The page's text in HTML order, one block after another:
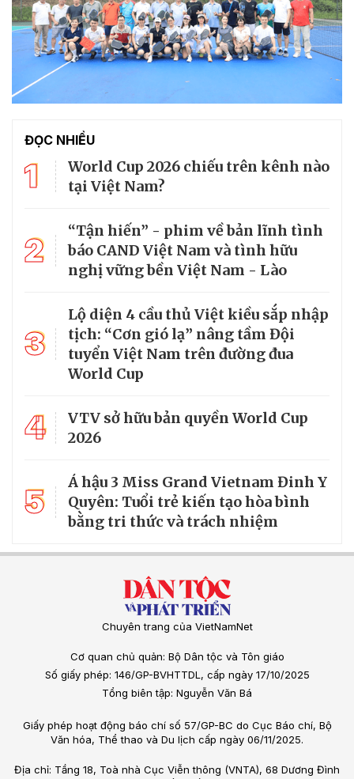
ĐỌC NHIỀU
1
World Cup 2026 chiếu trên kênh nào
tại Việt Nam?
2
“Tận hiến” - phim về bản lĩnh tình
báo CAND Việt Nam và tình hữu
nghị vững bền Việt Nam - Lào
3
Lộ diện 4 cầu thủ Việt kiều sắp nhập
tịch: “Cơn gió lạ” nâng tầm Đội
tuyển Việt Nam trên đường đua
World Cup
4
VTV sở hữu bản quyền World Cup
2026
5
Á hậu 3 Miss Grand Vietnam Đinh Y
Quyên: Tuổi trẻ kiến tạo hòa bình
bằng tri thức và trách nhiệm
Chuyên trang của VietNamNet
Cơ quan chủ quản: Bộ Dân tộc và Tôn giáo
Số giấy phép: 146/GP-BVHTTDL, cấp ngày 17/10/2025
Tổng biên tập: Nguyễn Văn Bá
Giấy phép hoạt động báo chí số 57/GP-BC do Cục Báo chí, Bộ
Văn hóa, Thể thao và Du lịch cấp ngày 06/11/2025.
Địa chỉ: Tầng 18, Toà nhà Cục Viễn thông (VNTA), 68 Dương Đình